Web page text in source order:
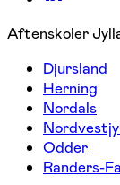
Aftenskoler
Djursland
Herning
Nordals
Odder
Randers-